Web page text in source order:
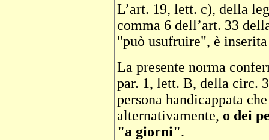
L’art. 19, lett. c), della
comma 6 dell’art. 33
"può usufruire", è
La presente norma
par. 1, lett. B, della circ.
persona handicappata
alternativamente, o dei
"a giorni".